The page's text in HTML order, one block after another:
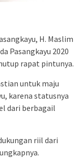
H. Maslim
Pasangkayu 2020
rapat pintunya.
untuk maju
karena statusnya
dari berbagail
riil dari